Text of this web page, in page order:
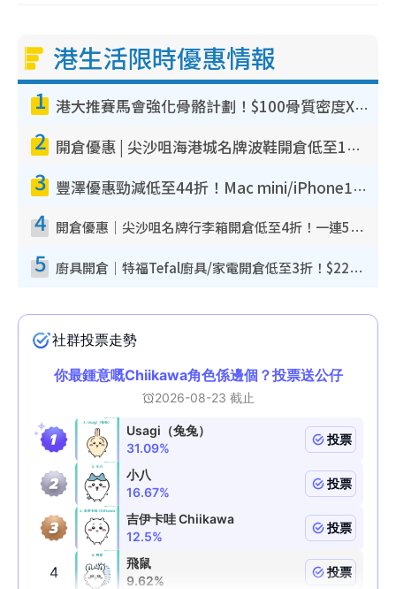
港生活限時優惠情報
1 港大推賽馬會強化骨骼計劃！$100骨質密度X光檢查 完成免費運動訓練送超市禮券！附參加資格
2 開倉優惠 | 尖沙咀海港城名牌波鞋開倉低至1折！On鞋$899起／Joy&Peace鞋履$98起
3 豐澤優惠勁減低至44折！Mac mini/iPhone17Pro大減價！廚房家電$220起
4 開倉優惠｜尖沙咀名牌行李箱開倉低至4折！一連5日 American Tourister/ace./Hallmark $200起！
5 廚具開倉｜特福Tefal廚具/家電開倉低至3折！$220起買平底鍋/炒鑊/湯煲！電飯煲/吸塵機/燙斗$418起